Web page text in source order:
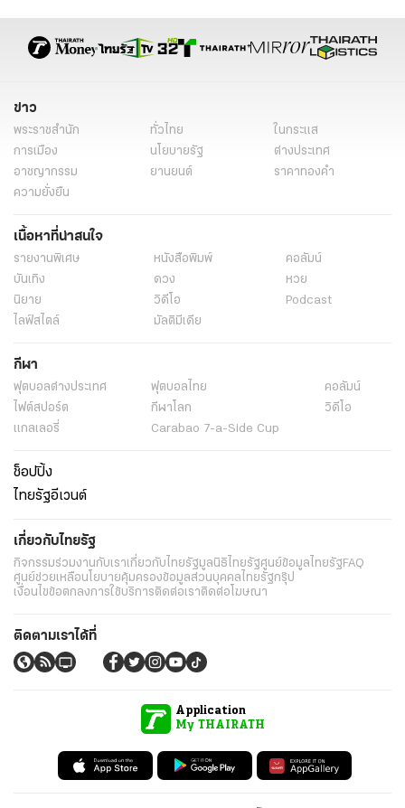
ข่าว
พระราชสำนัก ทั่วไทย
ในกระแส
การเมือง
นโยบายรัฐ
ต่างประเทศ
อาชญากรรม
ยานยนต์
ราคาทองคำ
ความยั่งยืน
เนื้อหาที่น่าสนใจ
รายงานพิเศษ หนังสือพิมพ์
คอลัมน์
บันเทิง
ดวง
หวย
นิยาย
วิดีโอ
Podcast
ไลฟ์สไตล์
มัลติมีเดีย
กีฬา
ฟุตบอลต่่างประเทศ ฟุตบอลไทย
คอลัมน์
ไฟต์สปอร์ต
กีฬาโลก
วิดีโอ
แกลเลอรี่
Carabao 7-a-Side Cup
ช็อปปิ้ง
ไทยรัฐอีเวนต์
เกี่ยวกับไทยรัฐ
กิจกรรมร่วมงานกับเราเกี่ยวกับไทยรัฐมูลนิธิไทยรัฐศูนย์ข้อมูลไทยรัฐFAQ
ศูนย์ช่วยเหลือนโยบายคุ้มครองข้อมูลส่วนบุคคลไทยรัฐกรุ๊ป
เงื่อนไขข้อตกลงการใช้บริการติดต่อเราติดต่อโฆษณา
ติดตามเราได้ที่
Application
My THAIRATH